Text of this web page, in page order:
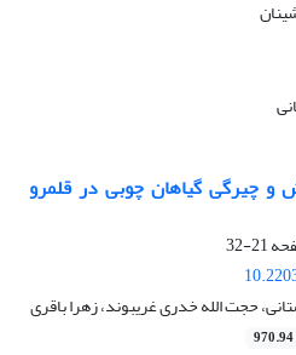
چیرگی گیاهان چوبی در قلمرو
21-32
حجت الله خدری غریبوند، زهرا باقری